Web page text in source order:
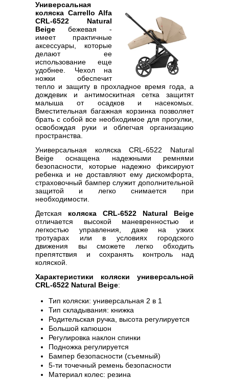
Универсальная
коляска Carrello Alfa
CRL-6522 Natural
Beige бежевая -
имеет практичные
аксессуары, которые
делают ее
использование еще
удобнее. Чехол на
ножки обеспечит
тепло и защиту в прохладное время года, а
дождевик и антимоскитная сетка защитят
малыша от осадков и насекомых.
Вместительная багажная корзинка позволяет
брать с собой все необходимое для прогулки,
освобождая руки и облегчая организацию
пространства.
Универсальная коляска CRL-6522 Natural
Beige оснащена надежными ремнями
безопасности, которые надежно фиксируют
ребенка и не доставляют ему дискомфорта,
страховочный бампер служит дополнительной
защитой и легко снимается при
необходимости.
Детская коляска CRL-6522 Natural Beige
отличается высокой маневренностью и
легкостью управления, даже на узких
тротуарах или в условиях городского
движения вы сможете легко обходить
препятствия и сохранять контроль над
коляской.
Характеристики коляски универсальной
CRL-6522 Natural Beige:
Тип коляски: универсальная 2 в 1
Тип складывания: книжка
Родительская ручка, высота регулируется
Большой капюшон
Регулировка наклон спинки
Подножка регулируется
Бампер безопасности (съемный)
5-ти точечный ремень безопасности
Материал колес: резина